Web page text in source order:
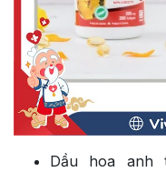
Dầu hoa anh